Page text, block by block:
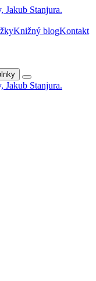
Knižný blogKontakt